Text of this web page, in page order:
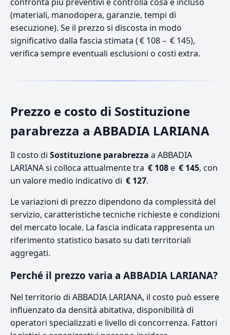
(materiali, manodopera, garanzie, tempi di
esecuzione). Se il prezzo si discosta in modo
significativo dalla fascia stimata ( € 108 – € 145),
verifica sempre eventuali esclusioni o costi extra.
Prezzo e costo di Sostituzione
parabrezza a ABBADIA LARIANA
Il costo di Sostituzione parabrezza a ABBADIA
LARIANA si colloca attualmente tra € 108e € 145, con
un valore medio indicativo di € 127.
Le variazioni di prezzo dipendono da complessità del
servizio, caratteristiche tecniche richieste e condizioni
del mercato locale. La fascia indicata rappresenta un
riferimento statistico basato su dati territoriali
aggregati.
Perché il prezzo varia a ABBADIA LARIANA?
Nel territorio di ABBADIA LARIANA, il costo può essere
influenzato da densità abitativa, disponibilità di
operatori specializzati e livello di concorrenza. Fattori